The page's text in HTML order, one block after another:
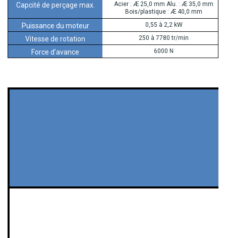
Acier : Æ 25,0 mm Alu. : Æ 35,0 mm
Bois/plastique : Æ 40,0 mm
0,55 à 2,2 kW
250 à 7780 tr/min
6000 N